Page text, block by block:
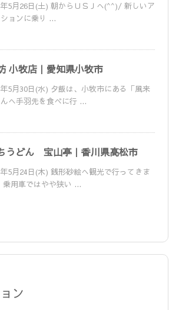
5月26日(土) 朝からＵＳＪへ(^^)/ 新しいア
ョンに乗り ...
小牧店｜愛知県小牧市
5月30日(水) 夕飯は、小牧市にある「風来
へ手羽先を食べに行 ...
うどん 宝山亭｜香川県高松市
5月24日(木) 銭形砂絵へ観光で行ってきま
用車ではやや狭い ...
ン